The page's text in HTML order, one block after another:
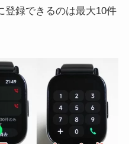
登録できるのは最大10件